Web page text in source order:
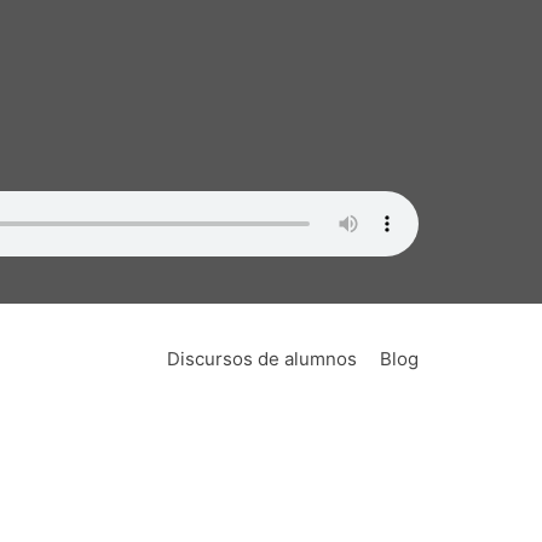
Discursos de alumnos Blog
de oratoria no era algo demasiado